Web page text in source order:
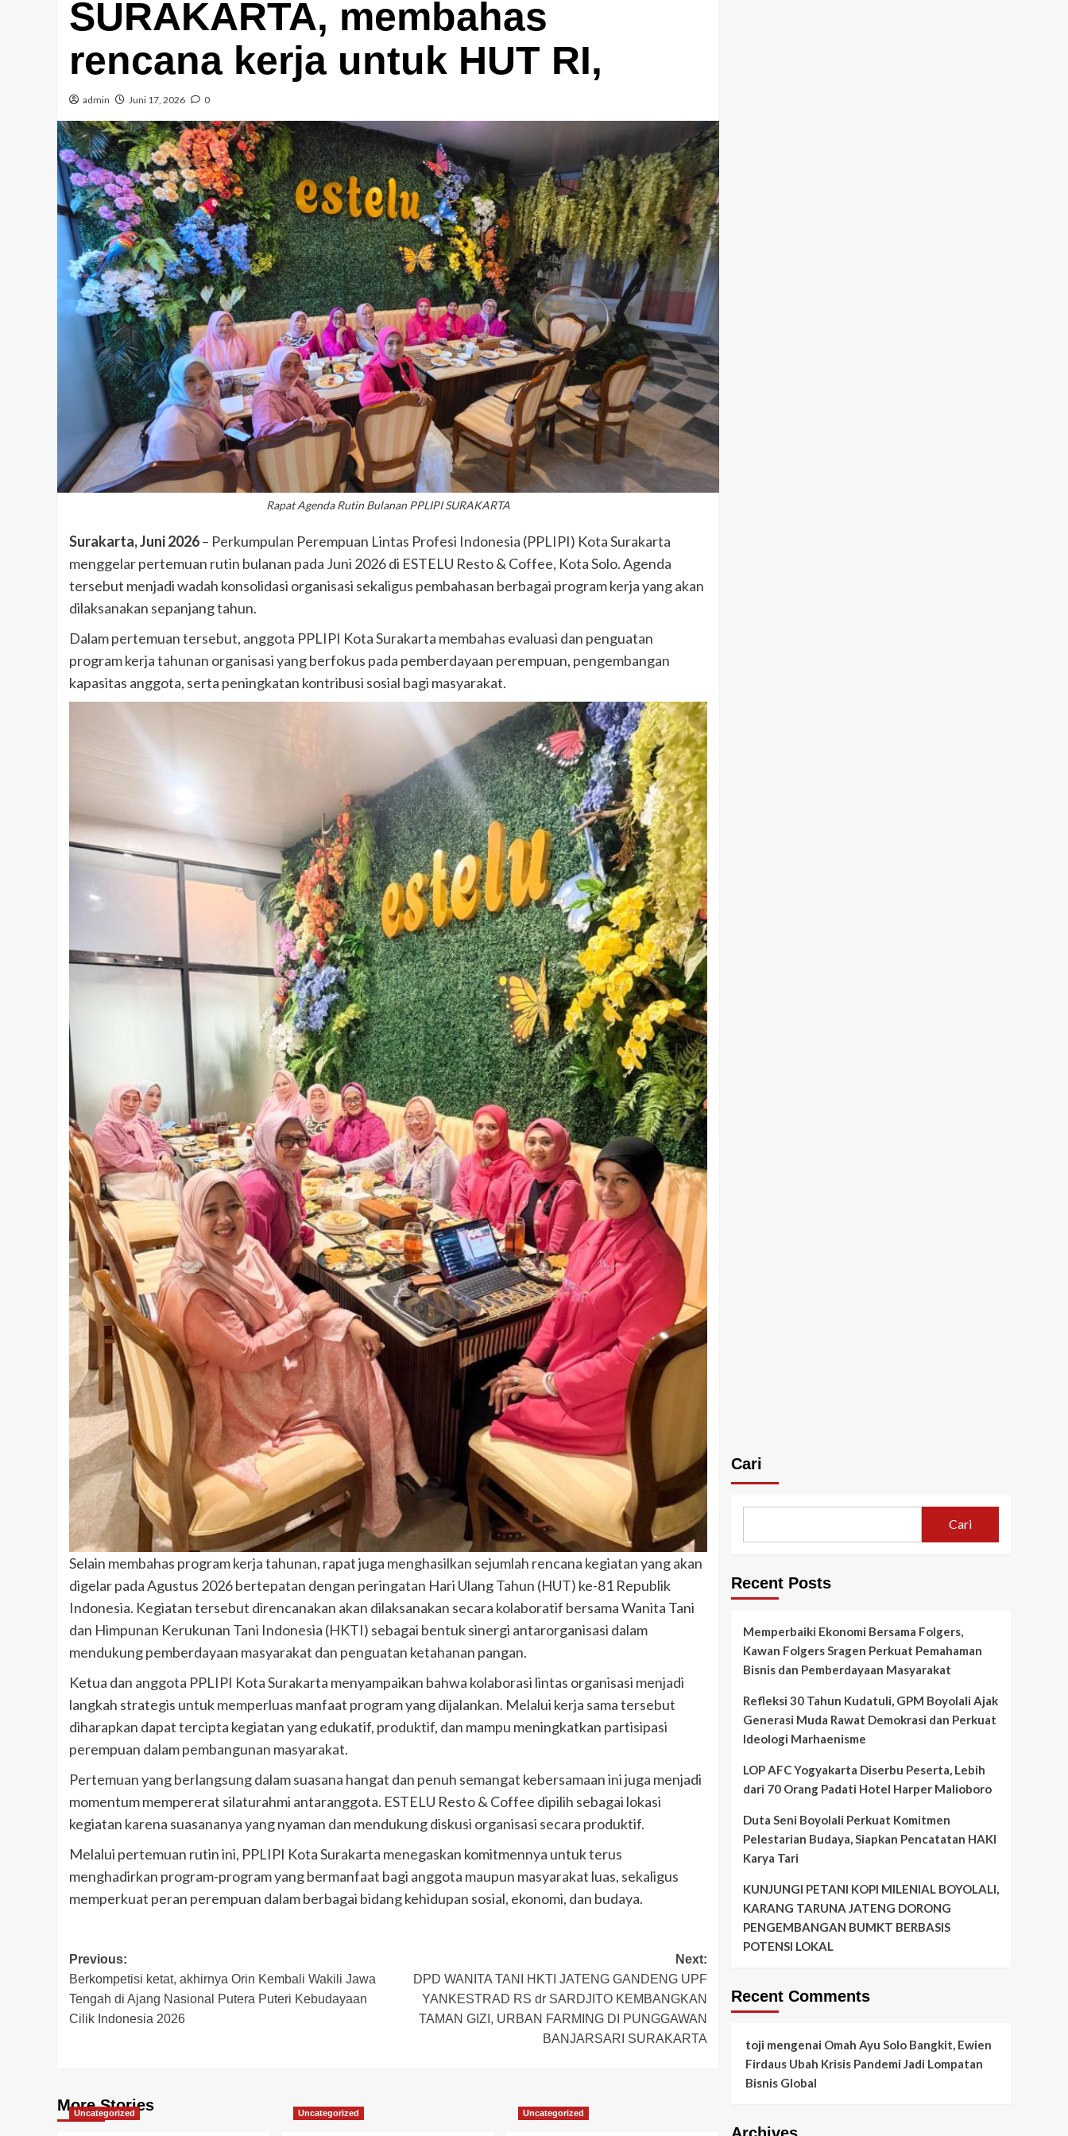
SURAKARTA, membahas
rencana kerja untuk HUT RI,
admin Juni 17, 2026 0
Rapat Agenda Rutin Bulanan PPLIPI SURAKARTA
Surakarta, Juni 2026– Perkumpulan Perempuan Lintas Profesi Indonesia (PPLIPI) Kota Surakarta
menggelar pertemuan rutin bulanan pada Juni 2026 di ESTELU Resto & Coffee, Kota Solo. Agenda
tersebut menjadi wadah konsolidasi organisasi sekaligus pembahasan berbagai program kerja yang akan
dilaksanakan sepanjang tahun.
Dalam pertemuan tersebut, anggota PPLIPI Kota Surakarta membahas evaluasi dan penguatan
program kerja tahunan organisasi yang berfokus pada pemberdayaan perempuan, pengembangan
kapasitas anggota, serta peningkatan kontribusi sosial bagi masyarakat.
Selain membahas program kerja tahunan, rapat juga menghasilkan sejumlah rencana kegiatan yang akan
digelar pada Agustus 2026 bertepatan dengan peringatan Hari Ulang Tahun (HUT) ke-81 Republik
Indonesia. Kegiatan tersebut direncanakan akan dilaksanakan secara kolaboratif bersama Wanita Tani
dan Himpunan Kerukunan Tani Indonesia (HKTI) sebagai bentuk sinergi antarorganisasi dalam
mendukung pemberdayaan masyarakat dan penguatan ketahanan pangan.
Ketua dan anggota PPLIPI Kota Surakarta menyampaikan bahwa kolaborasi lintas organisasi menjadi
langkah strategis untuk memperluas manfaat program yang dijalankan. Melalui kerja sama tersebut
diharapkan dapat tercipta kegiatan yang edukatif, produktif, dan mampu meningkatkan partisipasi
perempuan dalam pembangunan masyarakat.
Pertemuan yang berlangsung dalam suasana hangat dan penuh semangat kebersamaan ini juga menjadi
momentum mempererat silaturahmi antaranggota. ESTELU Resto & Coffee dipilih sebagai lokasi
kegiatan karena suasananya yang nyaman dan mendukung diskusi organisasi secara produktif.
Melalui pertemuan rutin ini, PPLIPI Kota Surakarta menegaskan komitmennya untuk terus
menghadirkan program-program yang bermanfaat bagi anggota maupun masyarakat luas, sekaligus
memperkuat peran perempuan dalam berbagai bidang kehidupan sosial, ekonomi, dan budaya.
Post
navigation
Previous:
Berkompetisi ketat, akhirnya Orin Kembali Wakili Jawa
Tengah di Ajang Nasional Putera Puteri Kebudayaan
Cilik Indonesia 2026
Next:
DPD WANITA TANI HKTI JATENG GANDENG UPF
YANKESTRAD RS dr SARDJITO KEMBANGKAN
TAMAN GIZI, URBAN FARMING DI PUNGGAWAN
BANJARSARI SURAKARTA
More Stories
Uncategorized Uncategorized Uncategorized
Cari
Cari
Recent Posts
Memperbaiki Ekonomi Bersama Folgers,
Kawan Folgers Sragen Perkuat Pemahaman
Bisnis dan Pemberdayaan Masyarakat
Refleksi 30 Tahun Kudatuli, GPM Boyolali Ajak
Generasi Muda Rawat Demokrasi dan Perkuat
Ideologi Marhaenisme
LOP AFC Yogyakarta Diserbu Peserta, Lebih
dari 70 Orang Padati Hotel Harper Malioboro
Duta Seni Boyolali Perkuat Komitmen
Pelestarian Budaya, Siapkan Pencatatan HAKI
Karya Tari
KUNJUNGI PETANI KOPI MILENIAL BOYOLALI,
KARANG TARUNA JATENG DORONG
PENGEMBANGAN BUMKT BERBASIS
POTENSI LOKAL
Recent Comments
toji mengenai Omah Ayu Solo Bangkit, Ewien
Firdaus Ubah Krisis Pandemi Jadi Lompatan
Bisnis Global